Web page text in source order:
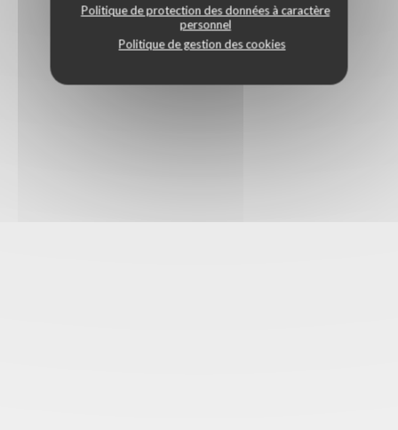
Politique de protection des données à caractère
personnel
Politique de gestion des cookies